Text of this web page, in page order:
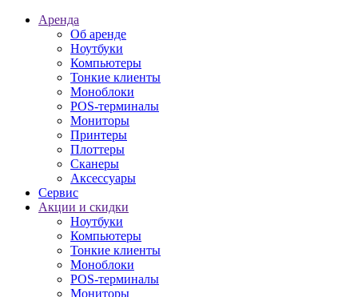
Аренда
Об аренде
Ноутбуки
Компьютеры
Тонкие клиенты
Моноблоки
POS-терминалы
Мониторы
Принтеры
Плоттеры
Сканеры
Аксессуары
Сервис
Акции и скидки
Ноутбуки
Компьютеры
Тонкие клиенты
Моноблоки
POS-терминалы
Мониторы